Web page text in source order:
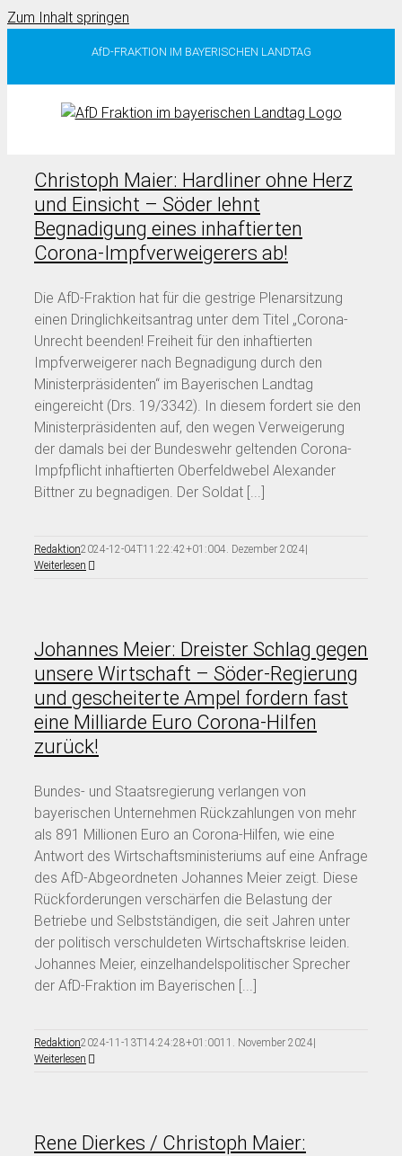
Zum Inhalt springen
AfD-FRAKTION IM BAYERISCHEN LANDTAG
Christoph Maier: Hardliner ohne Herz
und Einsicht – Söder lehnt
Begnadigung eines inhaftierten
Corona-Impfverweigerers ab!
Die AfD-Fraktion hat für die gestrige Plenarsitzung
einen Dringlichkeitsantrag unter dem Titel „Corona-
Unrecht beenden! Freiheit für den inhaftierten
Impfverweigerer nach Begnadigung durch den
Ministerpräsidenten“ im Bayerischen Landtag
eingereicht (Drs. 19/3342). In diesem fordert sie den
Ministerpräsidenten auf, den wegen Verweigerung
der damals bei der Bundeswehr geltenden Corona-
Impfpflicht inhaftierten Oberfeldwebel Alexander
Bittner zu begnadigen. Der Soldat [...]
Redaktion2024-12-04T11:22:42+01:004. Dezember 2024|
Weiterlesen
Johannes Meier: Dreister Schlag gegen
unsere Wirtschaft – Söder-Regierung
und gescheiterte Ampel fordern fast
eine Milliarde Euro Corona-Hilfen
zurück!
Bundes- und Staatsregierung verlangen von
bayerischen Unternehmen Rückzahlungen von mehr
als 891 Millionen Euro an Corona-Hilfen, wie eine
Antwort des Wirtschaftsministeriums auf eine Anfrage
des AfD-Abgeordneten Johannes Meier zeigt. Diese
Rückforderungen verschärfen die Belastung der
Betriebe und Selbstständigen, die seit Jahren unter
der politisch verschuldeten Wirtschaftskrise leiden.
Johannes Meier, einzelhandelspolitischer Sprecher
der AfD-Fraktion im Bayerischen [...]
Redaktion2024-11-13T14:24:28+01:0011. November 2024|
Weiterlesen
Rene Dierkes / Christoph Maier: